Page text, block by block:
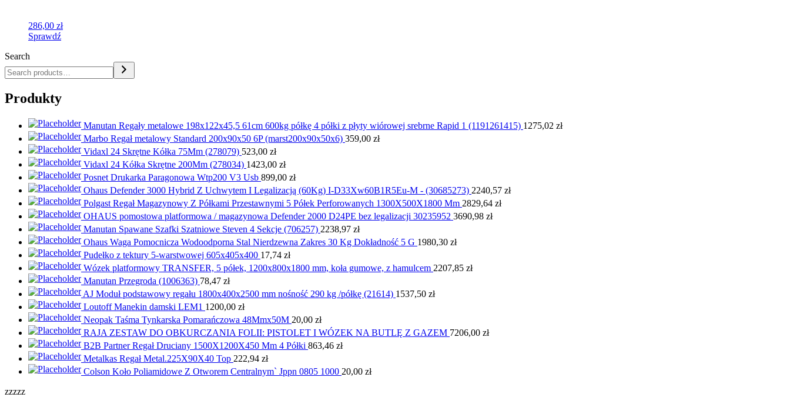
286,00 zł
Sprawdź
Search
Produkty
Manutan Regały metalowe 198x122x45,5 61cm 600kg półkę 4 półki z płyty wiórowej srebrne Rapid 1 (1191261415) 1275,02 zł
Marbo Regał metalowy Standard 200x90x50 6P (marst200x90x50x6) 359,00 zł
Vidaxl 24 Skrętne Kółka 75Mm (278079) 523,00 zł
Vidaxl 24 Kółka Skrętne 200Mm (278034) 1423,00 zł
Posnet Drukarka Paragonowa Wtp200 V3 Usb 899,00 zł
Ohaus Defender 3000 Hybrid Z Uchwytem I Legalizacją (60Kg) I-D33Xw60B1R5Eu-M - (30685273) 2240,57 zł
Polgast Regał Magazynowy Z Półkami Przestawnymi 5 Półek Perforowanych 1300X500X1800 Mm 2829,64 zł
OHAUS pomostowa platformowa / magazynowa Defender 2000 D24PE bez legalizacji 30235952 3690,98 zł
Manutan Spawane Szafki Szatniowe Steven 4 Sekcje (706257) 2238,97 zł
Ohaus Waga Pomocnicza Wodoodporna Stal Nierdzewna Zakres 30 Kg Dokładność 5 G 1980,30 zł
Pudełko z tektury 5-warstwowej 605x405x400 17,74 zł
Wózek platformowy TRANSFER, 5 półek, 1200x800x1800 mm, koła gumowe, z hamulcem 2207,85 zł
Manutan Przegroda (1006363) 78,47 zł
AJ Moduł podstawowy regału 1800x400x2500 mm nośność 290 kg /półkę (21614) 1537,50 zł
Loutoff Manekin damski LEM1 1200,00 zł
Neopak Taśma Tynkarska Pomarańczowa 48Mmx50M 20,00 zł
RAJA ZESTAW DO OBKURCZANIA FOLII: PISTOLET I WÓZEK NA BUTLĘ Z GAZEM 7206,00 zł
B2B Partner Regał Druciany 1500X1200X450 Mm 4 Półki 863,46 zł
Metalkas Regał Metal.225X90X40 Top 222,94 zł
Colson Koło Poliamidowe Z Otworem Centralnym` Jppn 0805 1000 20,00 zł
zzzzz